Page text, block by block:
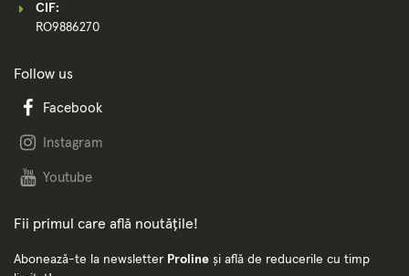
CIF:
RO9886270
Follow us
Facebook
Instagram
Youtube
Fii primul care află noutățile!
Abonează-te la newsletter Proline și află de reducerile cu timp